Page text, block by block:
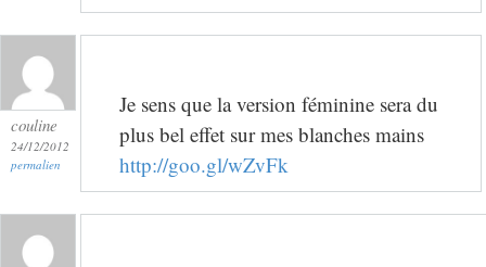
couline
24/12/2012
permalien
Je sens que la version féminine sera du
plus bel effet sur mes blanches mains
http://goo.gl/wZvFk